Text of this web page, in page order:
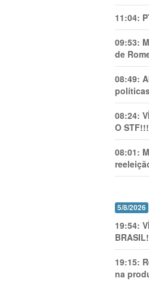
11:04:
09:53:
de
08:49:
08:24:
O
08:01:
5/8/2026
19:54:
19:15:
na